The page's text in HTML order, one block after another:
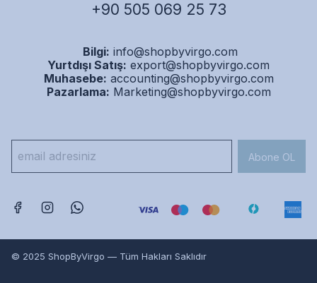
+90 505 069 25 73
Bilgi: info@shopbyvirgo.com
Yurtdışı Satış: export@shopbyvirgo.com
Muhasebe: accounting@shopbyvirgo.com
Pazarlama: Marketing@shopbyvirgo.com
Abone OL
© 2025 ShopByVirgo — Tüm Hakları Saklıdır